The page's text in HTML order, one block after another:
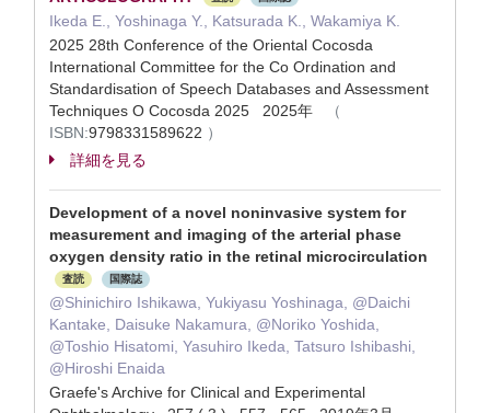
Ikeda E., Yoshinaga Y., Katsurada K., Wakamiya K.
2025 28th Conference of the Oriental Cocosda
International Committee for the Co Ordination and
Standardisation of Speech Databases and Assessment
Techniques O Cocosda 2025 2025年
（
ISBN:9798331589622 ）
詳細を見る
Development of a novel noninvasive system for
measurement and imaging of the arterial phase
oxygen density ratio in the retinal microcirculation
査読 国際誌
@Shinichiro Ishikawa, Yukiyasu Yoshinaga, @Daichi
Kantake, Daisuke Nakamura, @Noriko Yoshida,
@Toshio Hisatomi, Yasuhiro Ikeda, Tatsuro Ishibashi,
@Hiroshi Enaida
Graefe's Archive for Clinical and Experimental